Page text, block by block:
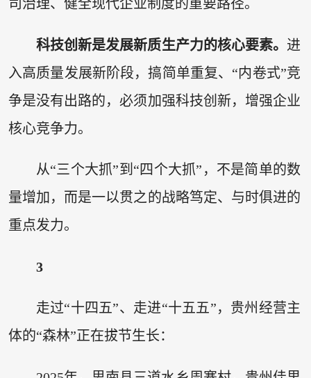
司治理、健全现代企业制度的重要路径。
科技创新是发展新质生产力的核心要素。 进
入高质量发展新阶段，搞简单重复、“内卷式”竞
争是没有出路的，必须加强科技创新，增强企业
核心竞争力。
从“三个大抓”到“四个大抓”，不是简单的数
量增加，而是一以贯之的战略笃定、与时俱进的
重点发力。
3
走过“十四五”、走进“十五五”，贵州经营主
体的“森林”正在拔节生长：